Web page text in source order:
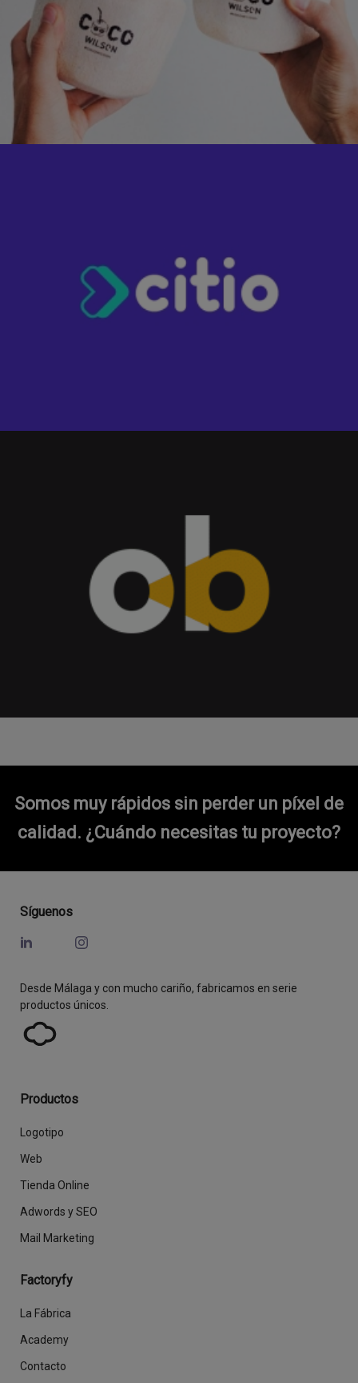
Somos muy rápidos sin perder un píxel de
calidad. ¿Cuándo necesitas tu proyecto?
Síguenos
Desde Málaga y con mucho cariño, fabricamos en serie
productos únicos.
Productos
Logotipo
Web
Tienda Online
Adwords y SEO
Mail Marketing
Factoryfy
La Fábrica
Academy
Contacto